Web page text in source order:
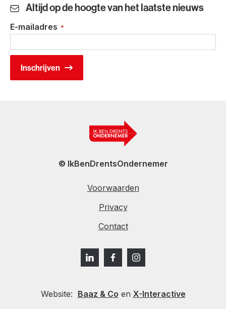
Altijd op de hoogte van het laatste nieuws
E-mailadres *
© IkBenDrentsOndernemer
Voorwaarden
Privacy
Contact
Website: Baaz & Co en X-Interactive